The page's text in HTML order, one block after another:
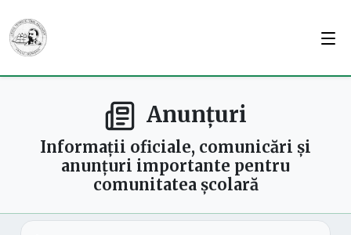
Anunțuri
Informații oficiale, comunicări și
anunțuri importante pentru
comunitatea școlară